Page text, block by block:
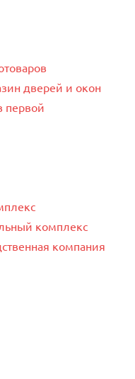
дверей и окон
первой
комплекс
компания